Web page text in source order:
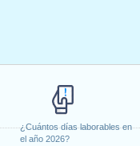
¿Cuántos días laborables en
el año 2026?